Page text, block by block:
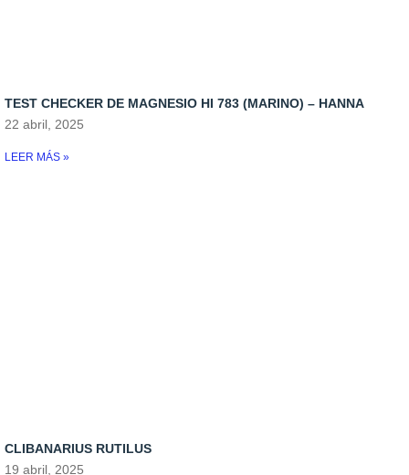
TEST CHECKER DE MAGNESIO HI 783 (MARINO) – HANNA
22 abril, 2025
LEER MÁS »
CLIBANARIUS RUTILUS
19 abril, 2025